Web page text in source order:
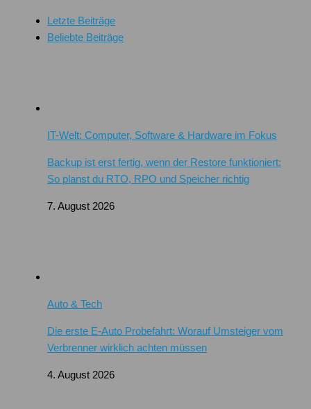
Letzte Beiträge
Beliebte Beiträge
IT-Welt: Computer, Software & Hardware im Fokus
Backup ist erst fertig, wenn der Restore funktioniert:
So planst du RTO, RPO und Speicher richtig
7. August 2026
Auto & Tech
Die erste E-Auto Probefahrt: Worauf Umsteiger vom
Verbrenner wirklich achten müssen
4. August 2026